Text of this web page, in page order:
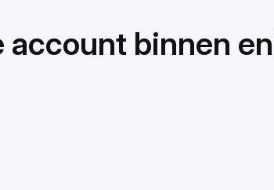
account binnen